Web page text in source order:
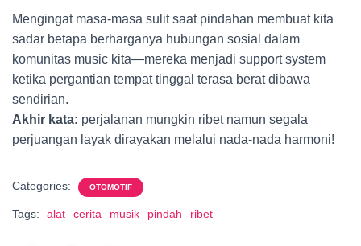
Mengingat masa-masa sulit saat pindahan membuat kita
sadar betapa berharganya hubungan sosial dalam
komunitas music kita—mereka menjadi support system
ketika pergantian tempat tinggal terasa berat dibawa
sendirian.
Akhir kata: perjalanan mungkin ribet namun segala
perjuangan layak dirayakan melalui nada-nada harmoni!
Categories: OTOMOTIF
Tags: alat cerita musik pindah ribet